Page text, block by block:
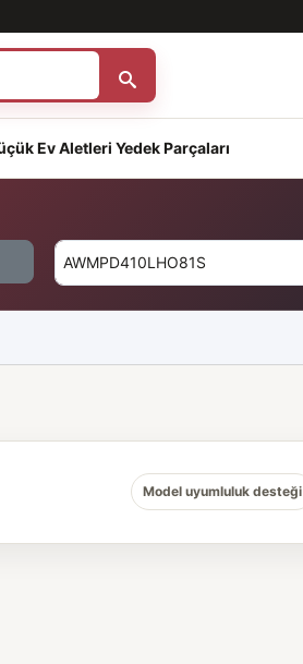
Ev Aletleri Yedek Parçaları
Model uyumluluk desteği